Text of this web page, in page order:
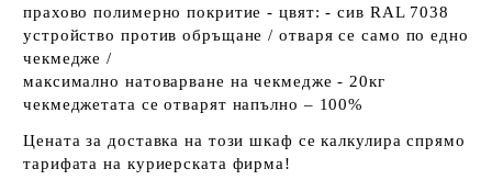
прахово полимерно покритие - цвят: - сив RAL 7038
устройство против обръщане / отваря се само по едно
чекмедже /
максимално натоварване на чекмедже - 20кг
чекмеджетата се отварят напълно – 100%
Цената за доставка на този шкаф се калкулира спрямо
тарифата на куриерската фирма!